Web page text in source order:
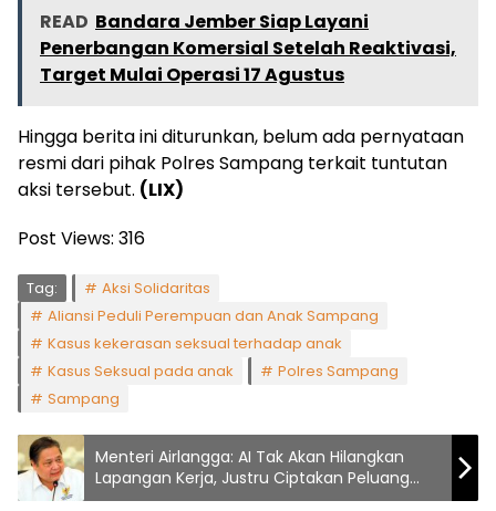
READ Bandara Jember Siap Layani
Penerbangan Komersial Setelah Reaktivasi,
Target Mulai Operasi 17 Agustus
Hingga berita ini diturunkan, belum ada pernyataan
resmi dari pihak Polres Sampang terkait tuntutan
aksi tersebut. (LIX)
Post Views: 316
Tag:
Aksi Solidaritas
Aliansi Peduli Perempuan dan Anak Sampang
Kasus kekerasan seksual terhadap anak
Kasus Seksual pada anak
Polres Sampang
Sampang
Menteri Airlangga: AI Tak Akan Hilangkan
Lapangan Kerja, Justru Ciptakan Peluang
Baru